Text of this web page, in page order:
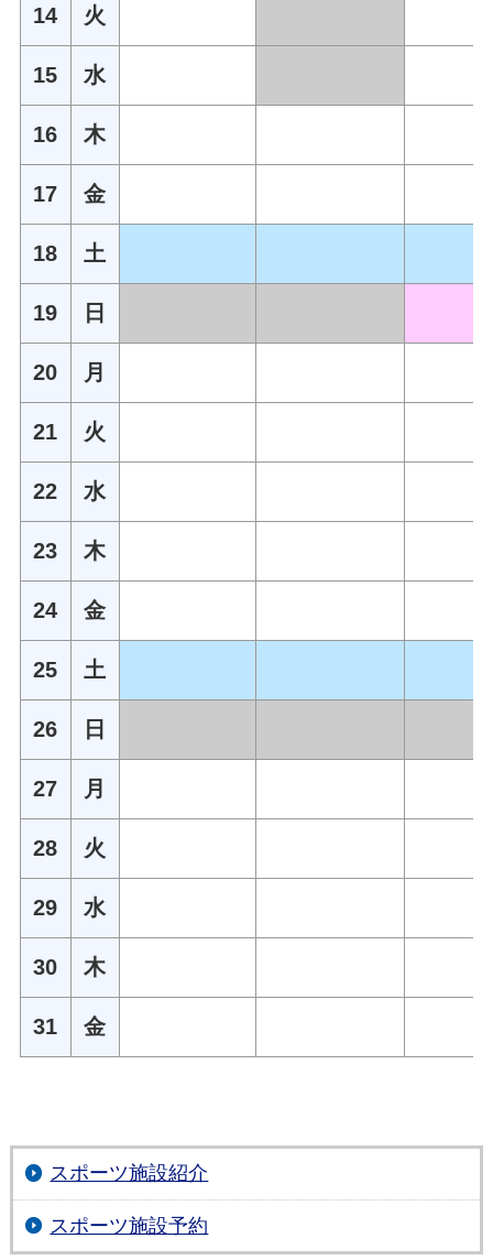
14 火
15 水
16 木
17 金
18 土
19 日
20 月
21 火
22 水
23 木
24 金
25 土
26 日
27 月
28 火
29 水
30 木
31 金
スポーツ施設紹介
スポーツ施設予約